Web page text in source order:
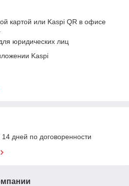
картой или Kaspi QR в офисе
юридических лиц
Kaspi
дней по договоренности